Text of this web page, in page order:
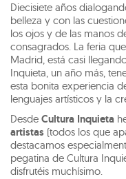
Diecisiete años
belleza y con las
los ojos y de las manos
consagrados. La feria
Madrid, está casi
Inquieta, un año más,
esta bonita experiencia
lenguajes artísticos y la
Desde Cultura Inquieta
artistas (todos los que
destacamos
pegatina de Cultura
disfrutéis muchísimo.